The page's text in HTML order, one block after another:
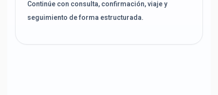
Continúe con consulta, confirmación, viaje y
seguimiento de forma estructurada.